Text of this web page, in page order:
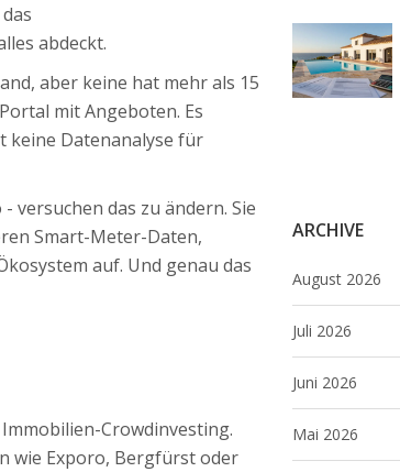
ARCHIVE
August 2026
Juli 2026
Juni 2026
Mai 2026
abdeckt.
aber keine hat mehr als 15
mit Angeboten. Es
keine Datenanalyse für
versuchen das zu ändern. Sie
Smart-Meter-Daten,
auf. Und genau das
Crowdinvesting.
wie Exporo, Bergfürst oder